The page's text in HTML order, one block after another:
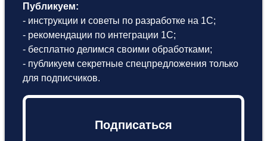
Публикуем:
- инструкции и советы по разработке на 1С;
- рекомендации по интеграции 1С;
- бесплатно делимся своими обработками;
- публикуем секретные спецпредложения только
для подписчиков.
Подписаться